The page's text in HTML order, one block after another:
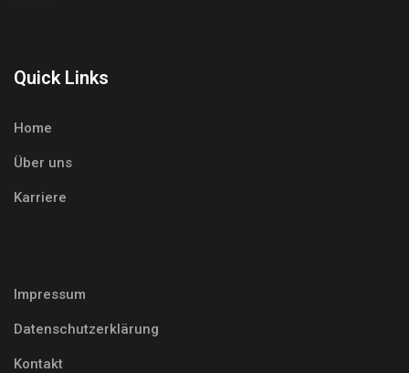
Quick Links
Home
Über uns
Karriere
Impressum
Datenschutzerklärung
Kontakt